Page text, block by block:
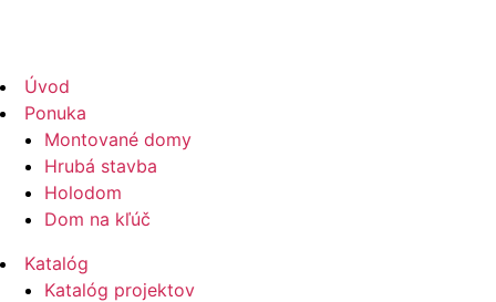
Úvod
Ponuka
Montované domy
Hrubá stavba
Holodom
Dom na kľúč
Katalóg
Katalóg projektov